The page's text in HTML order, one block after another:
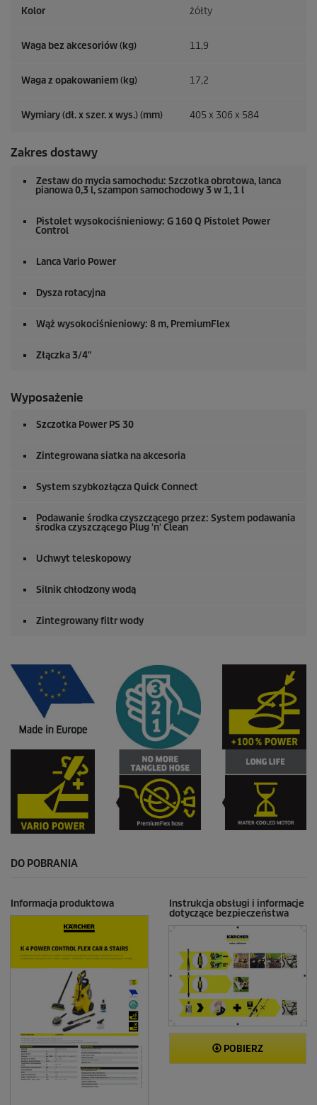
Kolor żółty
Waga bez akcesoriów (kg) 11,9
Waga z opakowaniem (kg) 17,2
Wymiary (dł. x szer. x wys.) (mm) 405 x 306 x 584
Zakres dostawy
Zestaw do mycia samochodu: Szczotka obrotowa, lanca
pianowa 0,3 l, szampon samochodowy 3 w 1, 1 l
Pistolet wysokociśnieniowy: G 160 Q Pistolet Power
Control
Lanca Vario Power
Dysza rotacyjna
Wąż wysokociśnieniowy: 8 m, PremiumFlex
Złączka 3/4"
Wyposażenie
Szczotka Power PS 30
Zintegrowana siatka na akcesoria
System szybkozłączaQuick Connect
Podawanie środka czyszczącego przez: System podawania
środka czyszczącego Plug 'n' Clean
Uchwyt teleskopowy
Silnik chłodzony wodą
Zintegrowany filtr wody
DO POBRANIA
Informacja produktowa
Instrukcja obsługi i informacje
dotyczące bezpieczeństwa
POBIERZ